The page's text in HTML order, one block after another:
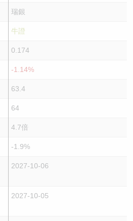
瑞銀
牛證
0.174
-1.14%
63.4
64
4.7倍
-1.9%
2027-10-06
2027-10-05